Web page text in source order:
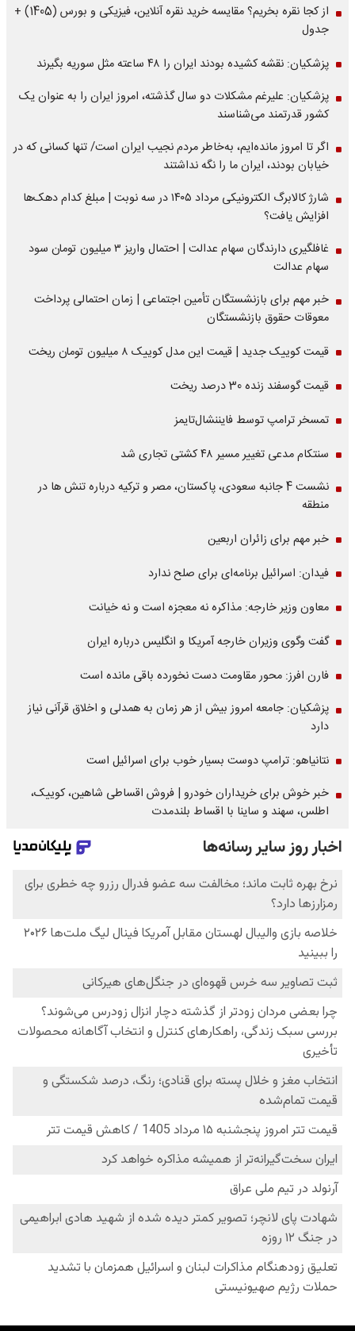
از کجا نقره بخریم؟ مقایسه خرید نقره آنلاین، فیزیکی و بورس (1405) +
جدول
پزشکیان: نقشه کشیده بودند ایران را ۴۸ ساعته مثل سوریه بگیرند
پزشکیان: علیرغم مشکلات دو سال گذشته، امروز ایران را به عنوان یک
کشور قدرتمند می‌شناسند
اگر تا امروز مانده‌ایم، به‌خاطر مردم نجیب ایران است/ تنها کسانی که در
خیابان بودند، ایران ما را نگه نداشتند
شارژ کالابرگ الکترونیکی مرداد ۱۴۰۵ در سه نوبت | مبلغ کدام دهک‌ها
افزایش یافت؟
غافلگیری دارندگان سهام عدالت | احتمال واریز ۳ میلیون تومان سود
سهام عدالت
خبر مهم برای بازنشستگان تأمین اجتماعی | زمان احتمالی پرداخت
معوقات حقوق بازنشستگان
قیمت کوییک جدید | قیمت این مدل کوییک ۸ میلیون تومان ریخت
قیمت گوسفند زنده 30 درصد ریخت
تمسخر ترامپ توسط فایننشال‌تایمز
سنتکام مدعی تغییر مسیر ۴۸ کشتی تجاری شد
نشست 4 جانبه سعودی، پاکستان، مصر و ترکیه درباره تنش ها در
منطقه
خبر مهم برای زائران اربعین
فیدان: اسرائیل برنامه‌ای برای صلح ندارد
معاون وزیر خارجه: مذاکره نه معجزه است و نه خیانت
گفت وگوی وزیران خارجه آمریکا و انگلیس درباره ایران
فارن افرز: محور مقاومت دست نخورده باقی مانده است
پزشکیان: جامعه امروز بیش از هر زمان به همدلی و اخلاق قرآنی نیاز
دارد
نتانیاهو: ترامپ دوست بسیار خوب برای اسرائیل است
خبر خوش برای خریداران خودرو | فروش اقساطی شاهین، کوییک،
اطلس، سهند و ساینا با اقساط بلندمدت